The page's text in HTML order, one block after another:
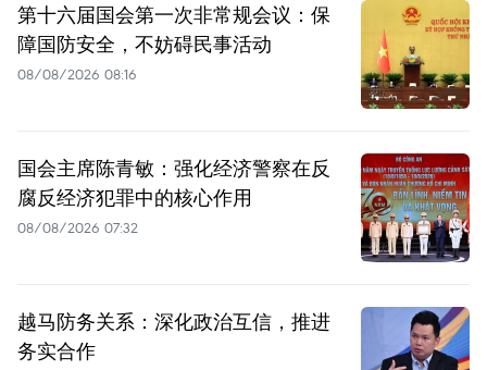
第十六届国会第一次非常规会议：保
障国防安全，不妨碍民事活动
08/08/2026 08:16
国会主席陈青敏：强化经济警察在反
腐反经济犯罪中的核心作用
08/08/2026 07:32
越马防务关系：深化政治互信，推进
务实合作